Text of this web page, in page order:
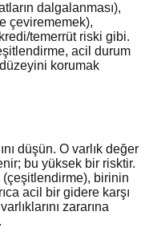
dalgalanması),
çevirememek),
temerrüt riski gibi.
acil durum
korumak
düşün. O varlık değer
bu yüksek bir risktir.
(çeşitlendirme), birinin
acil bir gidere karşı
zararına